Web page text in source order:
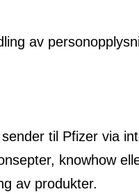
av
til Pfizer via
knowhow
av produkter.